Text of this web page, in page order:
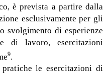
è prevista a partire dalla
esclusivamente per gli
svolgimento di esperienze
di lavoro, esercitazioni
9.
pratiche le esercitazioni di